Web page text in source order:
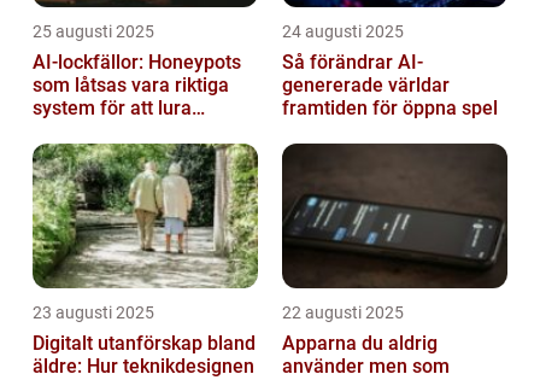
25 augusti 2025
AI-lockfällor: Honeypots
som låtsas vara riktiga
system för att lura
24 augusti 2025
Så förändrar AI-
genererade världar
framtiden för öppna spel
23 augusti 2025
Digitalt utanförskap bland
äldre: Hur teknikdesignen
22 augusti 2025
Apparna du aldrig
använder men som